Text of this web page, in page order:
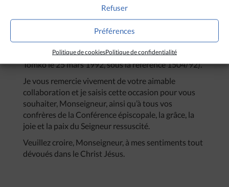
Refuser
Préférences
Politique de cookiesPolitique de confidentialité
gouvernement de Hanoi, attirant également son
attention sur le projet de quatorze bourses d’études
pour des séminaristes et des prêtres qui devraient
venir à Rome pour la prochaine année académique
(cf.la lettre que vous a adressée le Cardinal Jozef
Tomko le 25 mars 1992, sous la référence 1504/92).
Je vous remercie vivement de votre aimable
collaboration et je saisis cette occasion pour vous
souhaiter, Monseigneur, ainsi qu’à tous vos
confrères de la Conférence épiscopale, la grâce, la
joie et la paix du Seigneur ressuscité.
Veuillez croire, Monseigneur, à mes sentiments tout
dévoués dans le Christ Jésus.